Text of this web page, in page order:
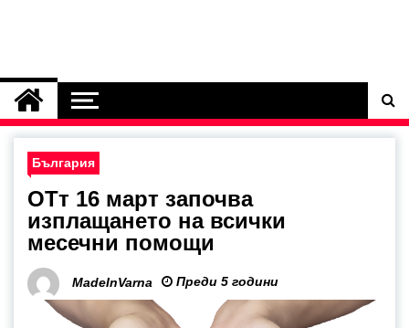
България
ОТт 16 март започва
изплащането на всички
месечни помощи
MadeInVarna Преди 5 години